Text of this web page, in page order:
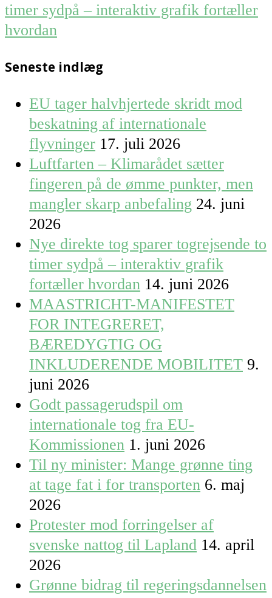
timer sydpå – interaktiv grafik fortæller
hvordan
Seneste indlæg
EU tager halvhjertede skridt mod
beskatning af internationale
flyvninger 17. juli 2026
Luftfarten – Klimarådet sætter
fingeren på de ømme punkter, men
mangler skarp anbefaling 24. juni
2026
Nye direkte tog sparer togrejsende to
timer sydpå – interaktiv grafik
fortæller hvordan 14. juni 2026
MAASTRICHT-MANIFESTET
FOR INTEGRERET,
BÆREDYGTIG OG
INKLUDERENDE MOBILITET 9.
juni 2026
Godt passagerudspil om
internationale tog fra EU-
Kommissionen 1. juni 2026
Til ny minister: Mange grønne ting
at tage fat i for transporten 6. maj
2026
Protester mod forringelser af
svenske nattog til Lapland 14. april
2026
Grønne bidrag til regeringsdannelsen